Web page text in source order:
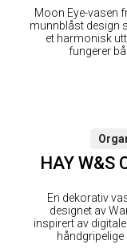
Moon Eye-vasen
munnblåst design
et harmonisk
fungerer
HAY W&S
En dekorativ
designet av
inspirert av
håndgripelige